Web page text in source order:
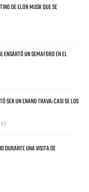
DE ELON MUSK QUE SE
ENSARTÓ UN SEMAFORO EN EL
SER UN ENANO TRAVA: CASI SE LOS
DURANTE UNA VISITA DE